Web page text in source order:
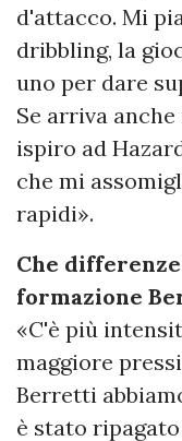
d'attacco. Mi
dribbling, la
uno per dare
Se arriva
ispiro ad
che mi
rapidi».
Che
formazione
«C'è più
maggiore
Berretti
è stato